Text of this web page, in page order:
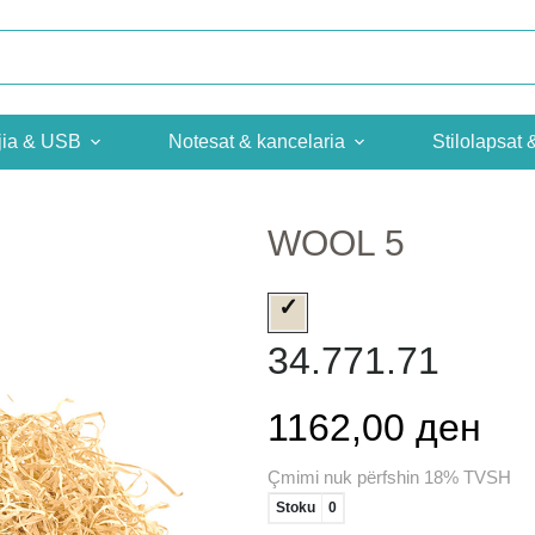
& USB Notesat & kancelaria Stilolapsat
WOOL 5
34.771.71
1162,00 ден
Çmimi nuk përfshin 18% TVSH
Stoku 0